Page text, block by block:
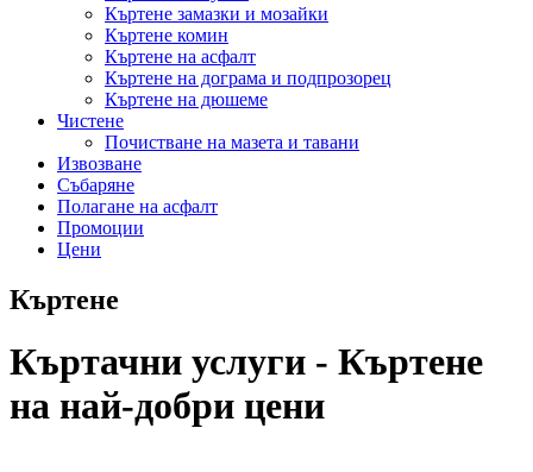
Къртене замазки и мозайки
Къртене комин
Къртене на асфалт
Къртене на дограма и подпрозорец
Къртене на дюшеме
Чистене
Почистване на мазета и тавани
Извозване
Събаряне
Полагане на асфалт
Промоции
Цени
Къртене
Къртачни услуги - Къртене
на най-добри цени